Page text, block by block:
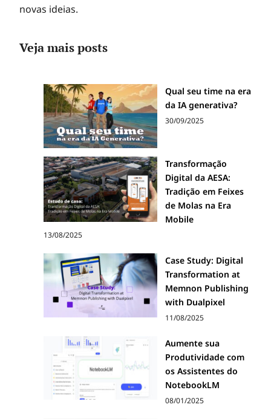
r
novas ideias.
Veja mais posts
Qual seu time na era
da IA generativa?
30/09/2025
Transformação
Digital da AESA:
Tradição em Feixes
de Molas na Era
Mobile
13/08/2025
Case Study: Digital
Transformation at
Memnon Publishing
with Dualpixel
11/08/2025
Aumente sua
Produtividade com
os Assistentes do
NotebookLM
08/01/2025